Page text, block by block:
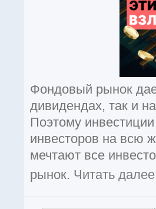
Фондовый рынок
дивидендах, так и
Поэтому
инвесторов на всю
мечтают все
рынок. Читать далее